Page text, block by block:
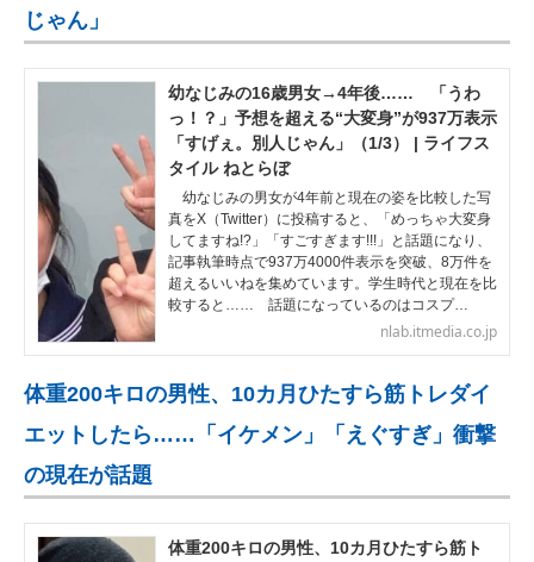
じゃん」
幼なじみの16歳男女→4年後…… 「うわ
っ！？」予想を超える“大変身”が937万表示
「すげぇ。別人じゃん」（1/3） | ライフス
タイル ねとらぼ
幼なじみの男女が4年前と現在の姿を比較した写
真をX（Twitter）に投稿すると、「めっちゃ大変身
してますね!?」「すごすぎます!!!」と話題になり、
記事執筆時点で937万4000件表示を突破、8万件を
超えるいいねを集めています。学生時代と現在を比
較すると…… 話題になっているのはコスプ…
nlab.itmedia.co.jp
体重200キロの男性、10カ月ひたすら筋トレダイ
エットしたら……「イケメン」「えぐすぎ」衝撃
の現在が話題
体重200キロの男性、10カ月ひたすら筋ト